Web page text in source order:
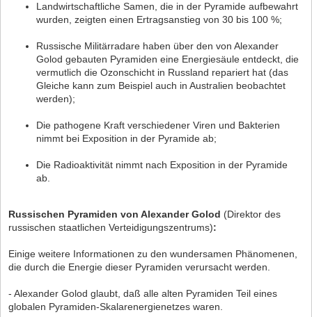
Landwirtschaftliche Samen, die in der Pyramide aufbewahrt
wurden, zeigten einen Ertragsanstieg von 30 bis 100 %;
Russische Militärradare haben über den von Alexander
Golod gebauten Pyramiden eine Energiesäule entdeckt, die
vermutlich die Ozonschicht in Russland repariert hat (das
Gleiche kann zum Beispiel auch in Australien beobachtet
werden);
Die pathogene Kraft verschiedener Viren und Bakterien
nimmt bei Exposition in der Pyramide ab;
Die Radioaktivität nimmt nach Exposition in der Pyramide
ab.
Russischen Pyramiden von Alexander Golod (Direktor des
russischen staatlichen Verteidigungszentrums):
Einige weitere Informationen zu den wundersamen Phänomenen,
die durch die Energie dieser Pyramiden verursacht werden.
- Alexander Golod glaubt, daß alle alten Pyramiden Teil eines
globalen Pyramiden-Skalarenergienetzes waren.